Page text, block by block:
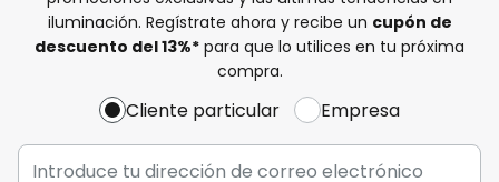
iluminación. Regístrate ahora y recibe un cupón de
descuento del13%* para que lo utilices en tu próxima
compra.
Cliente particular Empresa